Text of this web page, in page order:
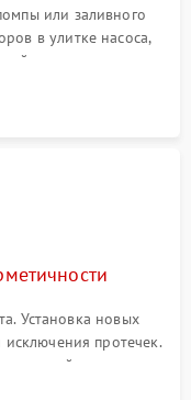
или заливного
в улитке насоса,
ремонт платы
проводки.
Установка новых
протечек.
системы,
поплавка.